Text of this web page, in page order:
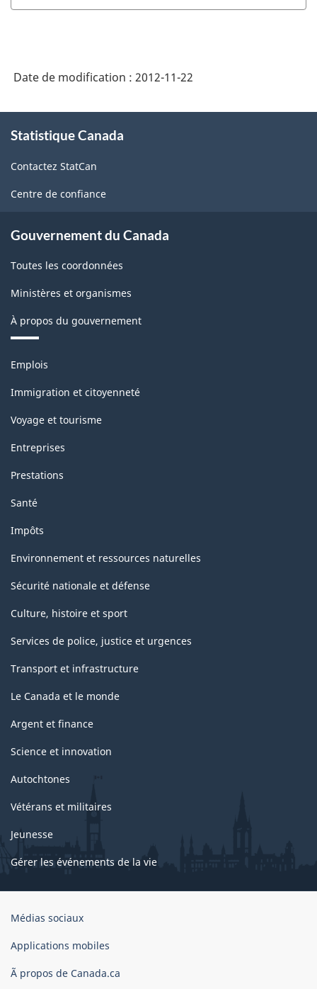
Enquête
sur
les
industries
débits
boisson
-
Partie
ARCHIVÉ
Date de modification : 2012-11-22
propos
ce
site
Statistique Canada
Contactez StatCan
Centre de confiance
Gouvernement du Canada
Toutes les coordonnées
Ministères et organismes
À propos du gouvernement
Thèmes
sujets
Emplois
Immigration et citoyenneté
Voyage et tourisme
Entreprises
Prestations
Santé
Impôts
Environnement et ressources naturelles
Sécurité nationale et défense
Culture, histoire et sport
Services de police, justice et urgences
Transport et infrastructure
Le Canada et le monde
Argent et finance
Science et innovation
Autochtones
Vétérans et militaires
Jeunesse
Gérer les événements de la vie
Organisation
gouvernement
Canada
Médias sociaux
Applications mobiles
Ã propos de Canada.ca